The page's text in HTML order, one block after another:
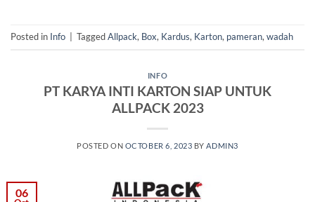
Posted in Info TaggedAllpack, Box, Kardus, Karton, pameran, wadah
INFO
PT KARYA INTI KARTON SIAP UNTUK
ALLPACK 2023
POSTED ON OCTOBER 6, 2023 BYADMIN3
06